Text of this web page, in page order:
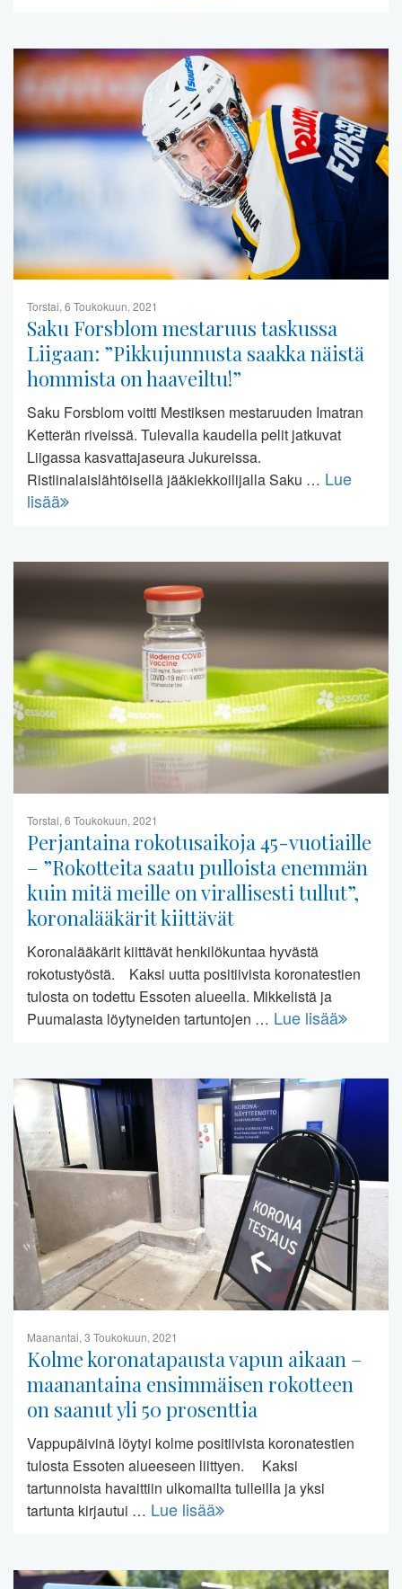
Torstai, 6 Toukokuun, 2021
Saku Forsblom mestaruus taskussa
Liigaan: ”Pikkujunnusta saakka näistä
hommista on haaveiltu!”
Saku Forsblom voitti Mestiksen mestaruuden Imatran
Ketterän riveissä. Tulevalla kaudella pelit jatkuvat
Liigassa kasvattajaseura Jukureissa.
Ristiinalaislähtöisellä jääkiekkoilijalla Saku … Lue
lisää
Torstai, 6 Toukokuun, 2021
Perjantaina rokotusaikoja 45-vuotiaille
– ”Rokotteita saatu pulloista enemmän
kuin mitä meille on virallisesti tullut”,
koronalääkärit kiittävät
Koronalääkärit kiittävät henkilökuntaa hyvästä
rokotustyöstä. Kaksi uutta positiivista koronatestien
tulosta on todettu Essoten alueella. Mikkelistä ja
Puumalasta löytyneiden tartuntojen … Lue lisää
Maanantai, 3 Toukokuun, 2021
Kolme koronatapausta vapun aikaan –
maanantaina ensimmäisen rokotteen
on saanut yli 50 prosenttia
Vappupäivinä löytyi kolme positiivista koronatestien
tulosta Essoten alueeseen liittyen. Kaksi
tartunnoista havaittiin ulkomailta tulleilla ja yksi
tartunta kirjautui … Lue lisää